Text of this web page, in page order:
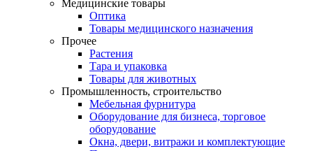
Медицинские товары
Оптика
Товары медицинского назначения
Прочее
Растения
Тара и упаковка
Товары для животных
Промышленность, строительство
Мебельная фурнитура
Оборудование для бизнеса, торговое
оборудование
Окна, двери, витражи и комплектующие